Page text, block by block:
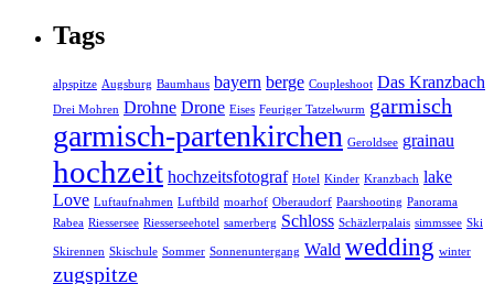
Tags
alpspitze Augsburg Baumhaus bayern berge Coupleshoot Das Kranzbach
Drei Mohren Drohne Drone Eises Feuriger Tatzelwurm garmisch
garmisch-partenkirchen Geroldsee grainau
hochzeit hochzeitsfotograf Hotel Kinder Kranzbach lake
Love Luftaufnahmen Luftbild moarhof Oberaudorf Paarshooting Panorama
Rabea Riessersee Riesserseehotel samerberg Schloss Schäzlerpalais simmssee Ski
Skirennen Skischule Sommer Sonnenuntergang Wald wedding winter
zugspitze